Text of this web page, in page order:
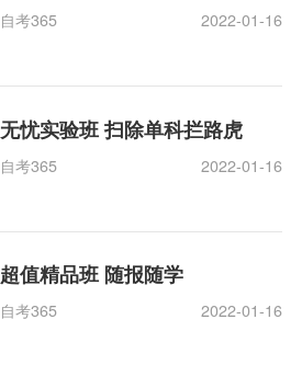
自考365 2022-01-16
无忧实验班 扫除单科拦路虎
自考365 2022-01-16
超值精品班 随报随学
自考365 2022-01-16